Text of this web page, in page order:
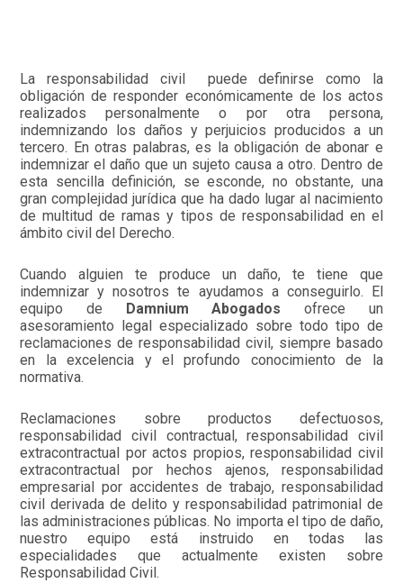
La responsabilidad civil puede definirse como la
obligación de responder económicamente de los actos
realizados personalmente o por otra persona,
indemnizando los daños y perjuicios producidos a un
tercero. En otras palabras, es la obligación de abonar e
indemnizar el daño que un sujeto causa a otro. Dentro de
esta sencilla definición, se esconde, no obstante, una
gran complejidad jurídica que ha dado lugar al nacimiento
de multitud de ramas y tipos de responsabilidad en el
ámbito civil del Derecho.
Cuando alguien te produce un daño, te tiene que
indemnizar y nosotros te ayudamos a conseguirlo. El
equipo de Damnium Abogados ofrece un
asesoramiento legal especializado sobre todo tipo de
reclamaciones de responsabilidad civil, siempre basado
en la excelencia y el profundo conocimiento de la
normativa.
Reclamaciones sobre productos defectuosos,
responsabilidad civil contractual, responsabilidad civil
extracontractual por actos propios, responsabilidad civil
extracontractual por hechos ajenos, responsabilidad
empresarial por accidentes de trabajo, responsabilidad
civil derivada de delito y responsabilidad patrimonial de
las administraciones públicas. No importa el tipo de daño,
nuestro equipo está instruido en todas las
especialidades que actualmente existen sobre
Responsabilidad Civil.